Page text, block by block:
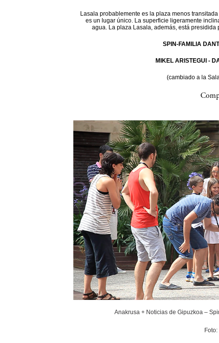
Lasala probablemente es la plaza menos
es un lugar único. La superficie ligeramente
agua. La plaza Lasala, además, está
SPIN-FAMILIA
MIKEL ARISTEGUI -
(cambiado a la
Anakrusa + Noticias de Gipuzkoa –